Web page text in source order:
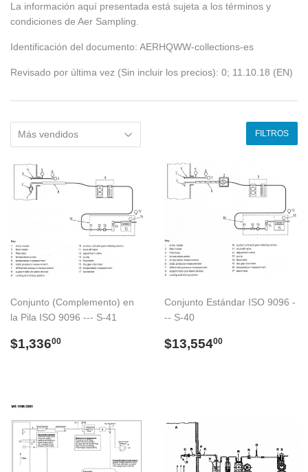
La información aquí presentada está sujeta a los términos y
condiciones de Aer Sampling.
Identificación del documento: AERHQWW-collections-es
Revisado por última vez (Sin incluir los precios): 0; 11.10.18 (EN)
FILTROS
Conjunto (Complemento) en
la Pila ISO 9096 --- S-41
Precio
$1,33600
Conjunto Estándar ISO 9096 -
-- S-40
Precio
$13,55400